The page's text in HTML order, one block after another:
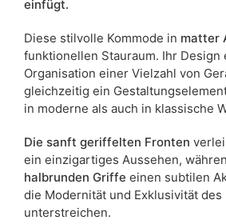
einfügt.
Diese stilvolle Kommode in matter
funktionellen Stauraum. Ihr Design
Organisation einer Vielzahl von
gleichzeitig ein
in moderne als auch in klassische
Die sanft geriffelten Fronten
ein einzigartiges Aussehen,
halbrunden Griffe einen subtilen
die Modernität und Exklusivität des
unterstreichen.